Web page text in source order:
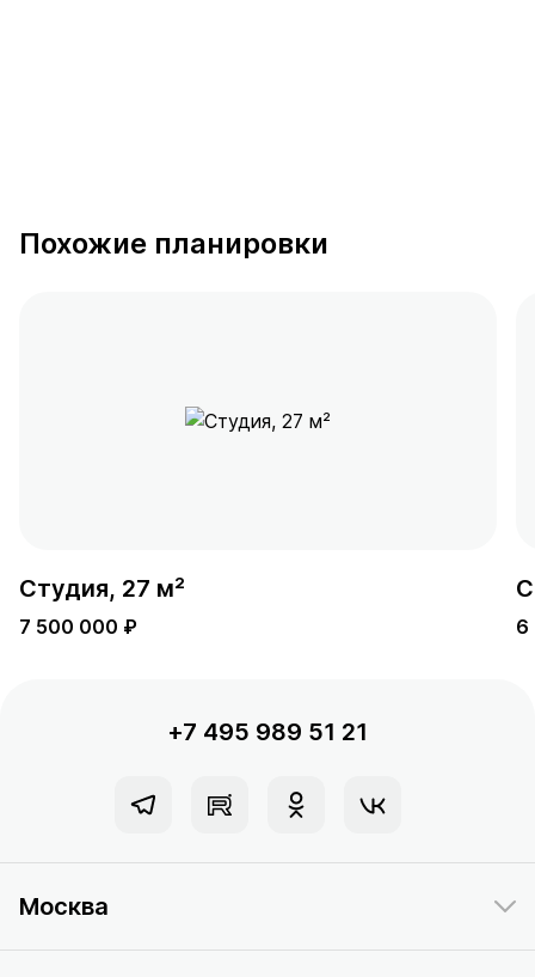
Похожие планировки
Студия, 27 м²
7 500 000 ₽ 6
+7 495 989 51 21
Москва